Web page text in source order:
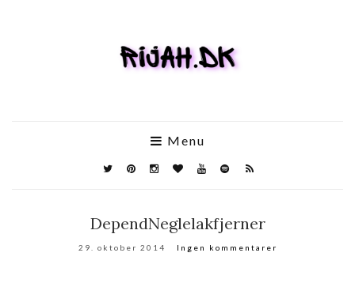
Menu
DependNeglelakfjerner
29. oktober 2014 Ingen kommentarer